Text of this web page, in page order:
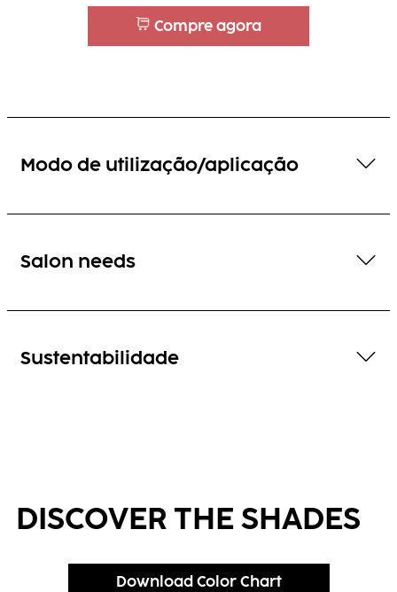
Compre agora
Modo de utilização/aplicação
Salon needs
Sustentabilidade
DISCOVER THE SHADES
Download Color Chart